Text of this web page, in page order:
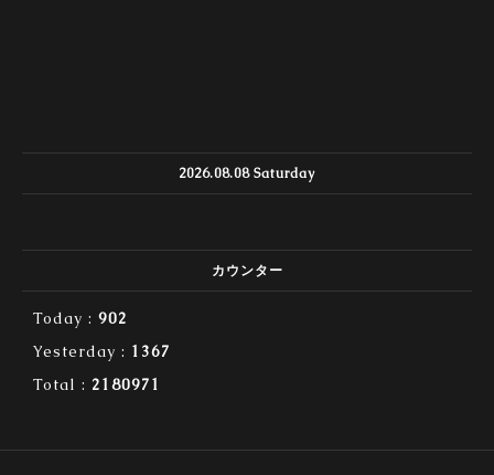
2026.08.08 Saturday
カウンター
Today : 902
Yesterday : 1367
Total : 2180971